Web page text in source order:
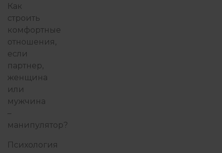
Как
строить
комфортные
отношения,
если
партнер,
женщина
или
мужчина
–
манипулятор?
ПсихологияРАБОТА С ПСИХОЛОГОМ